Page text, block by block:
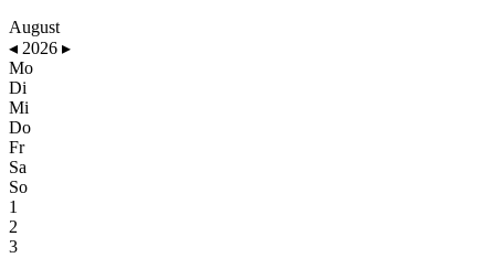
August
◂ 2026 ▸
Mo
Di
Mi
Do
Fr
Sa
So
1
2
3